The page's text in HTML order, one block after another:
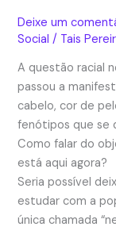
Deixe um
Social / Tais
A questão racial
passou a
cabelo, cor de
fenótipos que se
Como falar do
está aqui agora?
Seria possível
estudar com a
única chamada